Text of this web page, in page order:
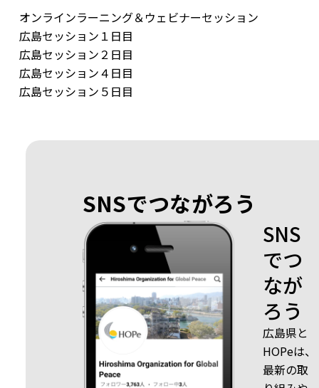
オンラインラーニング＆ウェビナーセッション
広島セッション１日目
広島セッション２日目
広島セッション４日目
広島セッション５日目
SNSでつながろう
SNS
でつ
なが
ろう
広島県と
HOPeは、
最新の取